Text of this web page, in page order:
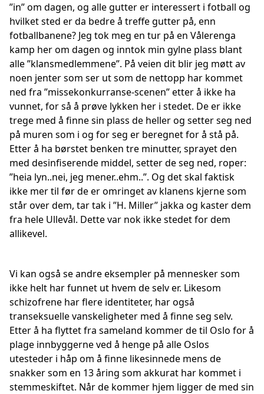
”in” om dagen, og alle gutter er interessert i fotball og
hvilket sted er da bedre å treffe gutter på, enn
fotballbanene? Jeg tok meg en tur på en Vålerenga
kamp her om dagen og inntok min gylne plass blant
alle ”klansmedlemmene”. På veien dit blir jeg møtt av
noen jenter som ser ut som de nettopp har kommet
ned fra ”missekonkurranse-scenen” etter å ikke ha
vunnet, for så å prøve lykken her i stedet. De er ikke
trege med å finne sin plass de heller og setter seg ned
på muren som i og for seg er beregnet for å stå på.
Etter å ha børstet benken tre minutter, sprayet den
med desinfiserende middel, setter de seg ned, roper:
”heia lyn..nei, jeg mener..ehm..”. Og det skal faktisk
ikke mer til før de er omringet av klanens kjerne som
står over dem, tar tak i ”H. Miller” jakka og kaster dem
fra hele Ullevål. Dette var nok ikke stedet for dem
allikevel.
Vi kan også se andre eksempler på mennesker som
ikke helt har funnet ut hvem de selv er. Likesom
schizofrene har flere identiteter, har også
transeksuelle vanskeligheter med å finne seg selv.
Etter å ha flyttet fra sameland kommer de til Oslo for å
plage innbyggerne ved å henge på alle Oslos
utesteder i håp om å finne likesinnede mens de
snakker som en 13 åring som akkurat har kommet i
stemmeskiftet. Når de kommer hjem ligger de med sin